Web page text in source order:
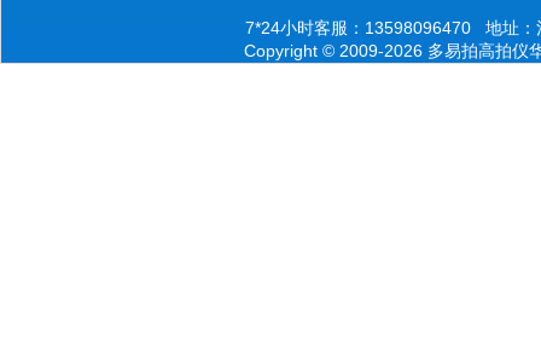
7*24小时客服：13598096470 地址：
Copyright © 2009-2026 多易拍高拍仪